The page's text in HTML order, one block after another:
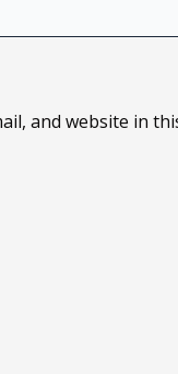
and website in